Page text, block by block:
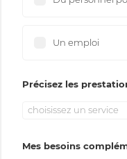
Un emploi
Précisez les
choisissez un service
Mes besoins